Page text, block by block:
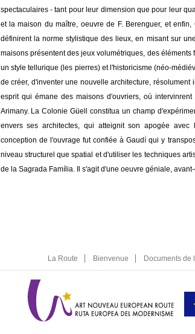
spectaculaires - tant pour leur dimension que pour leur
et la maison du maître, oeuvre de F. Berenguer, et
définirent la norme stylistique des lieux, en misant sur
maisons présentent des jeux volumétriques, des
un style tellurique (les pierres) et l'historicisme (néo-
de créer, d'inventer une nouvelle architecture,
esprit qui émane des maisons d'ouvriers, où
Arimany. La Colonie Güell constitua un champ
envers ses architectes, qui atteignit son apogée
conception de l'ouvrage fut confiée à Gaudí qui y
niveau structurel que spatial et d'utiliser les techniques
de la Sagrada Família. Il s'agit d'une oeuvre géniale,
La Route Bienvenue Documents de